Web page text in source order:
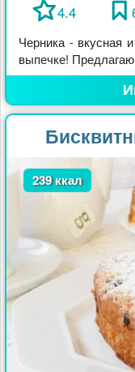
4.4
Черника - вкусная
выпечке! Предлагаю
239 ккал